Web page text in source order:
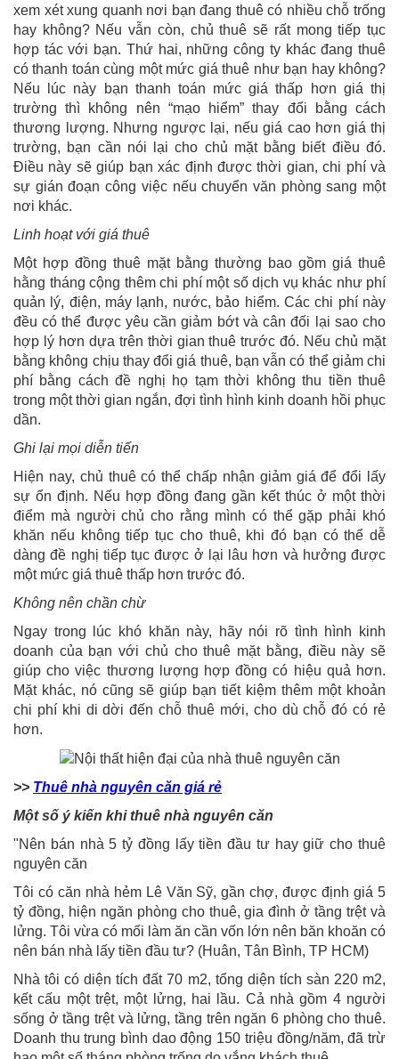
xem xét xung quanh nơi bạn đang thuê có nhiều chỗ trống
hay không? Nếu vẫn còn, chủ thuê sẽ rất mong tiếp tục
hợp tác với bạn. Thứ hai, những công ty khác đang thuê
có thanh toán cùng một mức giá thuê như bạn hay không?
Nếu lúc này bạn thanh toán mức giá thấp hơn giá thị
trường thì không nên “mạo hiểm” thay đổi bằng cách
thương lượng. Nhưng ngược lại, nếu giá cao hơn giá thị
trường, bạn cần nói lại cho chủ mặt bằng biết điều đó.
Điều này sẽ giúp bạn xác định được thời gian, chi phí và
sự gián đoạn công việc nếu chuyển văn phòng sang một
nơi khác.
Linh hoạt với giá thuê
Một hợp đồng thuê mặt bằng thường bao gồm giá thuê
hằng tháng cộng thêm chi phí một số dịch vụ khác như phí
quản lý, điện, máy lạnh, nước, bảo hiểm. Các chi phí này
đều có thể được yêu cần giảm bớt và cân đối lại sao cho
hợp lý hơn dựa trên thời gian thuê trước đó. Nếu chủ mặt
bằng không chịu thay đổi giá thuê, bạn vẫn có thể giảm chi
phí bằng cách đề nghị họ tạm thời không thu tiền thuê
trong một thời gian ngắn, đợi tình hình kinh doanh hồi phục
dần.
Ghi lại mọi diễn tiến
Hiện nay, chủ thuê có thể chấp nhận giảm giá để đổi lấy
sự ổn định. Nếu hợp đồng đang gần kết thúc ở một thời
điểm mà người chủ cho rằng mình có thể gặp phải khó
khăn nếu không tiếp tục cho thuê, khi đó bạn có thể dễ
dàng đề nghị tiếp tục được ở lại lâu hơn và hưởng được
một mức giá thuê thấp hơn trước đó.
Không nên chần chừ
Ngay trong lúc khó khăn này, hãy nói rõ tình hình kinh
doanh của bạn với chủ cho thuê mặt bằng, điều này sẽ
giúp cho việc thương lượng hợp đồng có hiệu quả hơn.
Mặt khác, nó cũng sẽ giúp bạn tiết kiệm thêm một khoản
chi phí khi di dời đến chỗ thuê mới, cho dù chỗ đó có rẻ
hơn.
>> Thuê nhà nguyên căn giá rẻ
Một số ý kiến khi thuê nhà nguyên căn
"Nên bán nhà 5 tỷ đồng lấy tiền đầu tư hay giữ cho thuê
nguyên căn
Tôi có căn nhà hẻm Lê Văn Sỹ, gần chợ, được định giá 5
tỷ đồng, hiện ngăn phòng cho thuê, gia đình ở tầng trệt và
lửng. Tôi vừa có mối làm ăn cần vốn lớn nên băn khoăn có
nên bán nhà lấy tiền đầu tư? (Huân, Tân Bình, TP HCM)
Nhà tôi có diện tích đất 70 m2, tổng diện tích sàn 220 m2,
kết cấu một trệt, một lửng, hai lầu. Cả nhà gồm 4 người
sống ở tầng trệt và lửng, tầng trên ngăn 6 phòng cho thuê.
Doanh thu trung bình dao động 150 triệu đồng/năm, đã trừ